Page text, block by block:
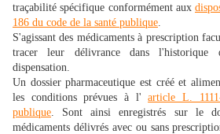
traçabilité spécifique conformément aux
186 du code de la santé publique
S'agissant des médicaments à prescription
tracer leur délivrance dans
dispensation.
Un dossier pharmaceutique est créé et
les conditions prévues à l'article L.
publique . Sont ainsi enregistrés sur le
médicaments délivrés avec ou sans